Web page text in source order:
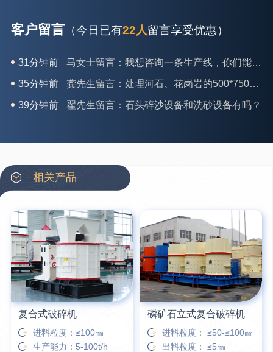
客户留言（今日已有22人留言享受优惠）
35分钟前 龚先生留言：处理河石、花岗岩的500*750颚破机什么价位？
39分钟前 翟先生留言：石头碎沙设备和洗砂设备有吗？
42分钟前 蒋先生留言：硬岩颚式破碎机带不带电机？
12分钟前 宋先生留言：50吨左右的制砂机大概什么价位？
16分钟前 柳先生留言：洗石英砂全套设备有哪些？
26分钟前 杨先生留言：建筑垃圾破碎机可以铁器分类吗？
28分钟前 肖先生留言：时产50吨的洗砂机有几个型号？
31分钟前 马女士留言：我想咨询一条生产线，你们能做吗？
相关产品
复合式破碎机
进料粒度：≤100㎜
生产能力：5-100t/h
磷矿石立式复合破碎机
进料粒度： ≤50-≤100㎜
出料粒度： ≤5㎜